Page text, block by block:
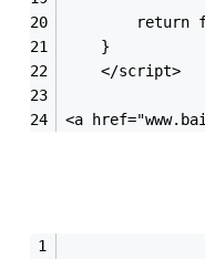
return
    }
    </script>
<a